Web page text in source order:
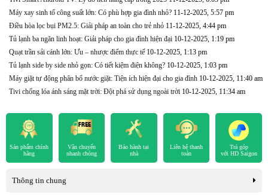
Máy xay sinh tố công suất lớn: Có phù hợp gia đình nhỏ? 11-12-2025, 5:57 pm
Điều hòa lọc bụi PM2.5: Giải pháp an toàn cho trẻ nhỏ 11-12-2025, 4:44 pm
Tủ lạnh ba ngăn linh hoạt: Giải pháp cho gia đình hiện đại 10-12-2025, 1:19 pm
Quạt trần sải cánh lớn: Ưu – nhược điểm thực tế 10-12-2025, 1:13 pm
Tủ lạnh side by side nhỏ gọn: Có tiết kiệm điện không? 10-12-2025, 1:03 pm
Máy giặt tự động phân bổ nước giặt: Tiện ích hiện đại cho gia đình 10-12-2025, 11:40 am
Tivi chống lóa ánh sáng mặt trời: Đột phá sử dụng ngoài trời 10-12-2025, 11:34 am
Sản phẩm chính
hãng
Vận chuyển
nhanh chóng
Bảo hành tại
nhà
Liên hệ thanh
toán
Trả góp
với HD Saigon
Thông tin chung